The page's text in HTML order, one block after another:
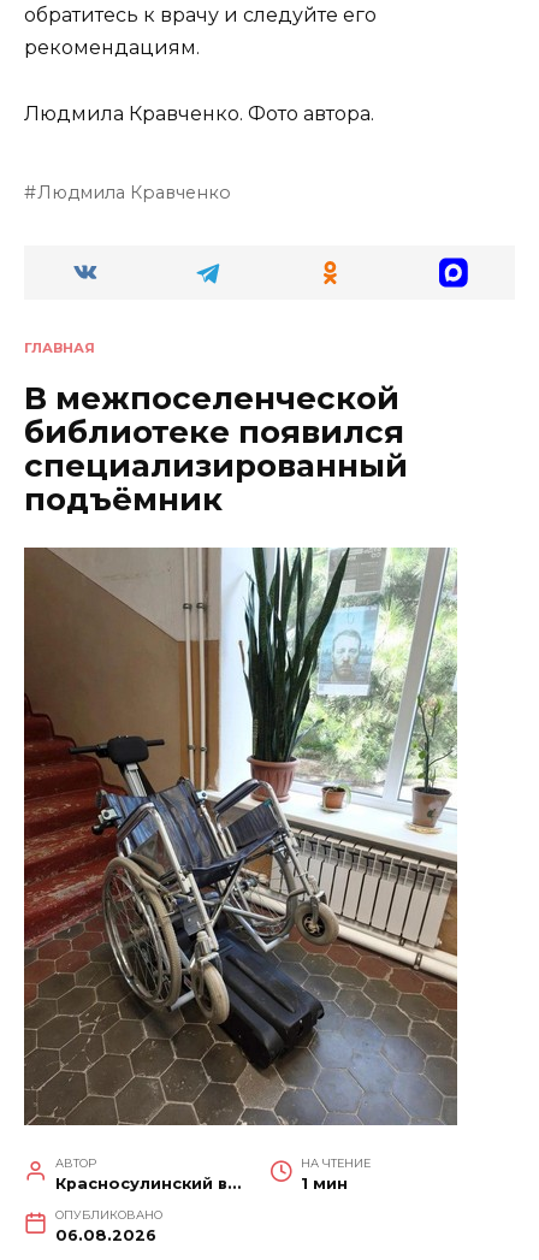
обратитесь к врачу и следуйте его
рекомендациям.
Людмила Кравченко. Фото автора.
Людмила Кравченко
ГЛАВНАЯ
В межпоселенческой
библиотеке появился
специализированный
подъёмник
АВТОР
Красносулинский вестник
НА ЧТЕНИЕ
1 мин
ОПУБЛИКОВАНО
06.08.2026